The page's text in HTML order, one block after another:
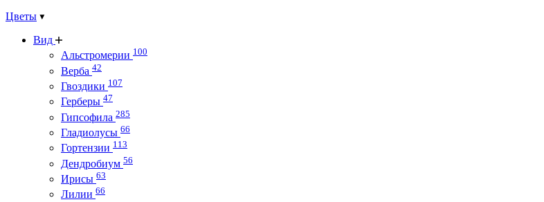
Цветы
Вид
Альстромерии 100
Верба 42
Гвоздики 107
Герберы 47
Гипсофила 285
Гладиолусы 66
Гортензии 113
Дендробиум 56
Ирисы 63
Лилии 66